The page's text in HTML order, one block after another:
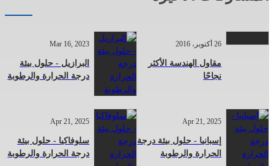
26 أكتوبر، 2016
مقاول الهندسة الأكثر
نجاحًا
Mar 16, 2023
البرازيل - حلول بيئة
درجة الحرارة والرطوبة
Apr 21, 2025
إسبانيا - حلول بيئة درجة
الحرارة والرطوبة
Apr 21, 2025
سلوفاكيا - حلول بيئة
درجة الحرارة والرطوبة